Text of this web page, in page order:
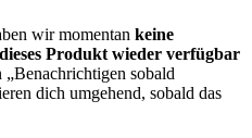
wir momentan keine
Produkt wieder verfügbar
sobald
dich umgehend, sobald das